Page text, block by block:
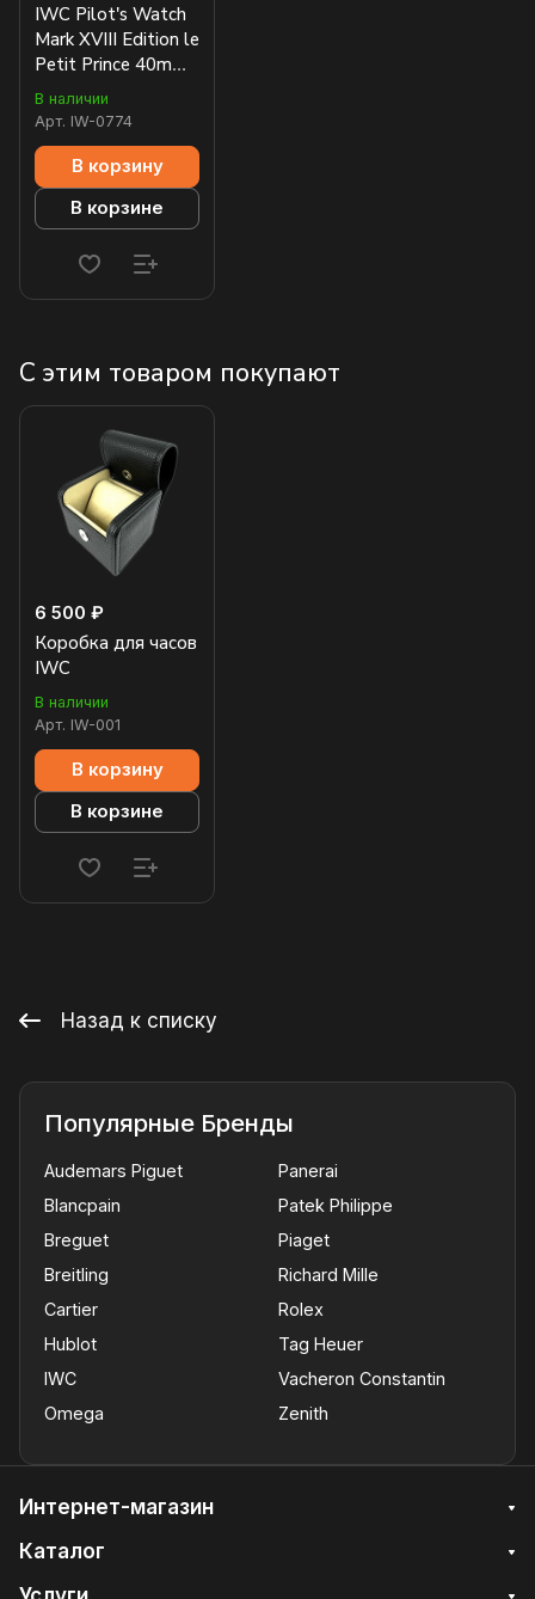
IWC Pilot's Watch
Mark XVIII Edition le
Petit Prince 40mm
IW327014
В наличии
Арт. IW-0774
В корзину
В корзине
С этим товаром покупают
6 500 ₽
Коробка для часов
IWC
В наличии
Арт. IW-001
В корзину
В корзине
Назад к списку
Популярные Бренды
Audemars Piguet
Blancpain
Breguet
Breitling
Cartier
Hublot
IWC
Omega
Panerai
Patek Philippe
Piaget
Richard Mille
Rolex
Tag Heuer
Vacheron Constantin
Zenith
Интернет-магазин
Каталог